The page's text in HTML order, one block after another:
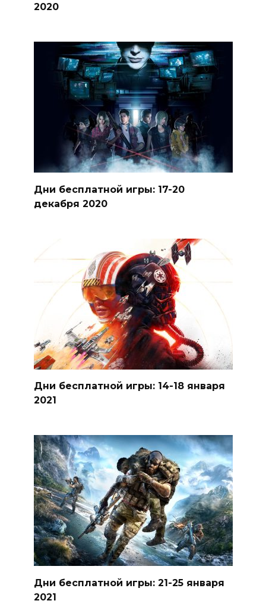
2020
Дни бесплатной игры: 17-20
декабря 2020
Дни бесплатной игры: 14-18 января
2021
Дни бесплатной игры: 21-25 января
2021